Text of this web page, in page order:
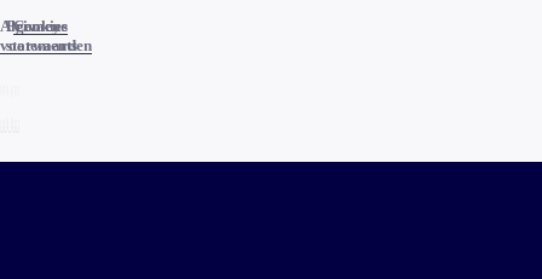
Algemene
voorwaarden
Privacy
statements
Cookies